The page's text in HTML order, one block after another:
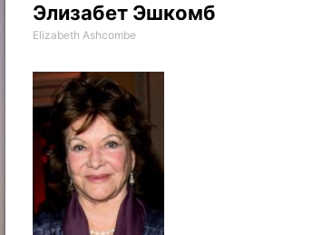
Элизабет Эшкомб
Elizabeth Ashcombe